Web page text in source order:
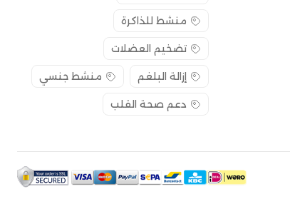
منشط للذاكرة
تضخيم العضلات
إزالة البلغم منشط جنسي
دعم صحة القلب